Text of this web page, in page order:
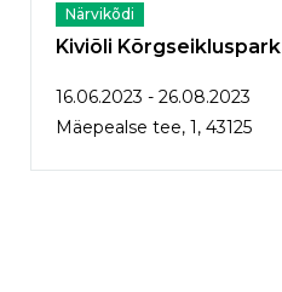
Närvikõdi
Kiviõli Kõrgseikluspark
16.06.2023 - 26.08.2023
Mäepealse tee, 1, 43125